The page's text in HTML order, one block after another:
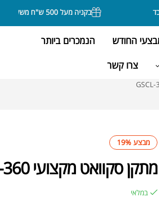
בקניה מעל 500 ש"ח משלוח חינם
החודש
הנמכרים ביותר
צרו קשר
מבצע 19%
מתקן סקוואט מקצועי GSCL-360
במלאי